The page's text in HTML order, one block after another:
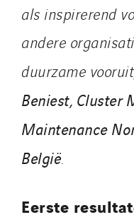
als inspirerend
andere
duurzame
Beniest, Cluster
Maintenance
België
Eerste